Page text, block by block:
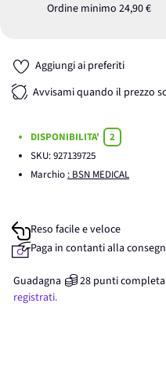
Ordine minimo 24,90 €
Aggiungi ai preferiti
Avvisami quando il prezzo
DISPONIBILITA'
2
SKU:927139725
Marchio : BSN MEDICAL
Reso facile e veloce
Paga in contanti alla
Guadagna 28 punti
registrati.